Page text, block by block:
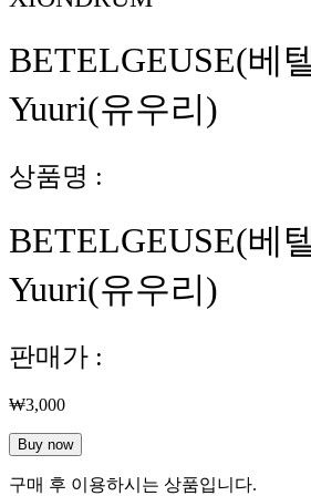
BETELGEUSE(베
Yuuri(유우리)
상품명 :
BETELGEUSE(베
Yuuri(유우리)
판매가 :
₩3,000
BETELGEUSE(베
기
Buy now
구매 후 이용하시는 상품입니다.